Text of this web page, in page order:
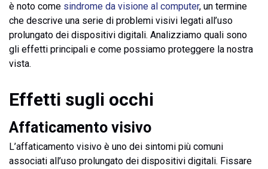
è noto come sindrome da visione al computer, un termine
che descrive una serie di problemi visivi legati all’uso
prolungato dei dispositivi digitali. Analizziamo quali sono
gli effetti principali e come possiamo proteggere la nostra
vista.
Effetti sugli occhi
Affaticamento visivo
L’affaticamento visivo è uno dei sintomi più comuni
associati all’uso prolungato dei dispositivi digitali. Fissare